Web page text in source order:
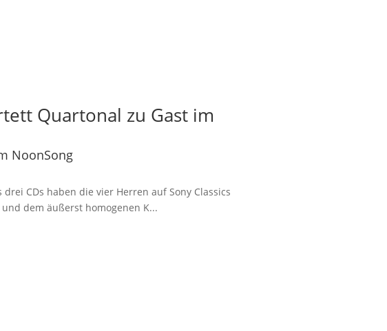
Quartonal zu Gast im
NoonSong
CDs haben die vier Herren auf Sony Classics
dem äußerst homogenen K...